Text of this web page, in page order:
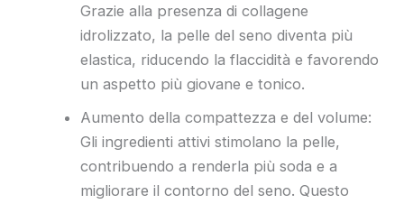
Grazie alla presenza di collagene
idrolizzato, la pelle del seno diventa più
elastica, riducendo la flaccidità e favorendo
un aspetto più giovane e tonico.
Aumento della compattezza e del volume:
Gli ingredienti attivi stimolano la pelle,
contribuendo a renderla più soda e a
migliorare il contorno del seno. Questo